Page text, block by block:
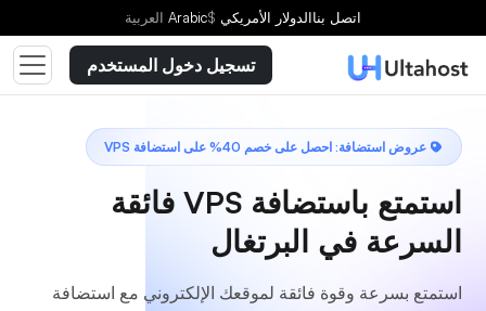
اتصل بناالدولار الأمريكي $
Arabic العربية
تسجيل دخول المستخدم
عروض استضافة: احصل على خصم 40% على استضافة VPS
استمتع باستضافة VPS فائقة
السرعة في البرتغال
استمتع بسرعة وقوة فائقة لموقعك الإلكتروني مع استضافة